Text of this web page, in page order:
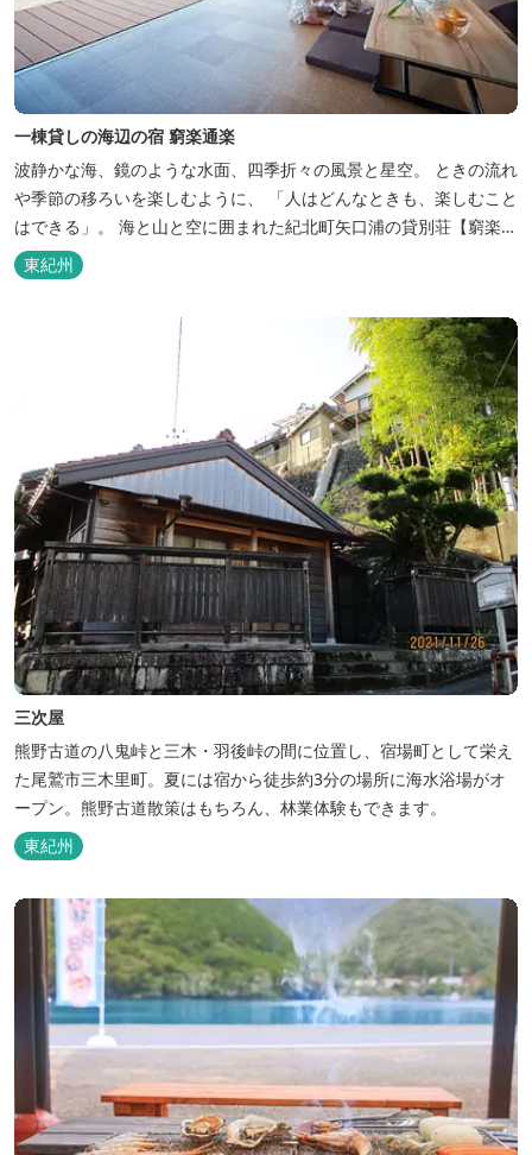
一棟貸しの海辺の宿 窮楽通楽
波静かな海、鏡のような水面、四季折々の風景と星空。 ときの流れ
や季節の移ろいを楽しむように、 「人はどんなときも、楽しむこと
はできる」。 海と山と空に囲まれた紀北町矢口浦の貸別荘【窮楽通
楽】。 中国古典『荘子』の一節「窮亦楽、通亦楽」から名づけまし
た。 いつでも気軽にご利用ください。
東紀州
三次屋
熊野古道の八鬼峠と三木・羽後峠の間に位置し、宿場町として栄え
た尾鷲市三木里町。夏には宿から徒歩約3分の場所に海水浴場がオ
ープン。熊野古道散策はもちろん、林業体験もできます。
東紀州